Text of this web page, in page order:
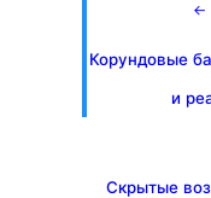
←
Корундовые
и
Скрытые